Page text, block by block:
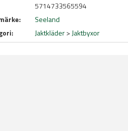
5714733565594
Seeland
Jaktkläder> Jaktbyxor